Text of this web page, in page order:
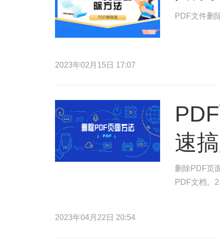
PDF文件删
2023年02月15日 17:07
速
删除PDF页
PDF文档。
2023年04月22日 20:54